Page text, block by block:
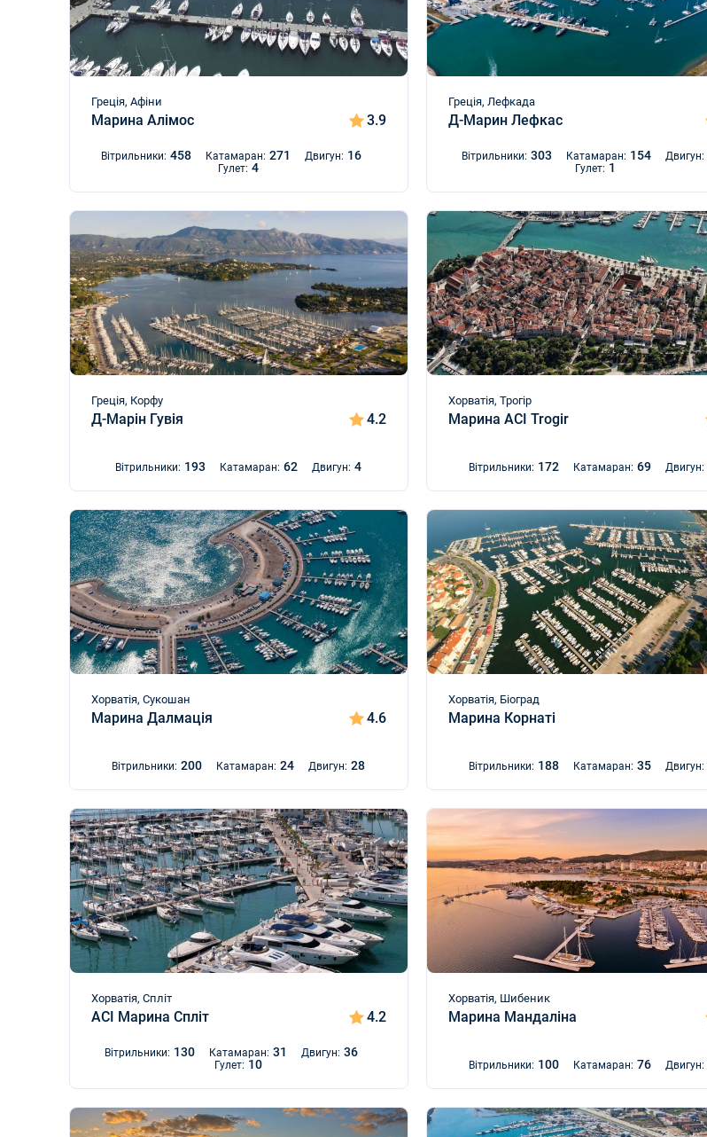
Греція, Афіни
Марина Алімос 3.9
Вітрильники: 458 Катамаран: 271 Двигун: 16
Гулет: 4
Греція, Лефкада
Д-Марин Лефкас
Вітрильники: 303 Катамаран: 154 Двигун:
Гулет: 1
Греція, Корфу
Д-Марін Гувія 4.2
Вітрильники: 193 Катамаран: 62 Двигун: 4
Хорватія, Трогір
Марина ACI Trogir
Вітрильники: 172 Катамаран: 69 Двигун:
Хорватія, Сукошан
Марина Далмація 4.6
Вітрильники: 200 Катамаран: 24 Двигун: 28
Хорватія, Біоград
Марина Корнаті
Вітрильники: 188 Катамаран: 35 Двигун:
Хорватія, Спліт
ACI Марина Спліт 4.2
Вітрильники: 130 Катамаран: 31 Двигун: 36
Гулет: 10
Хорватія, Шибеник
Марина Мандаліна
Вітрильники: 100 Катамаран: 76 Двигун: